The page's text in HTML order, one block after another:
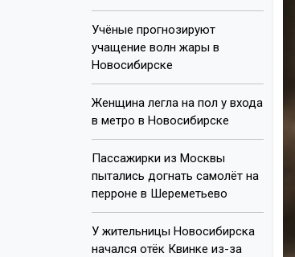
Учёные прогнозируют
учащение волн жары в
Новосибирске
Женщина легла на пол у входа
в метро в Новосибирске
Пассажирки из Москвы
пытались догнать самолёт на
перроне в Шереметьево
У жительницы Новосибирска
начался отёк Квинке из-за